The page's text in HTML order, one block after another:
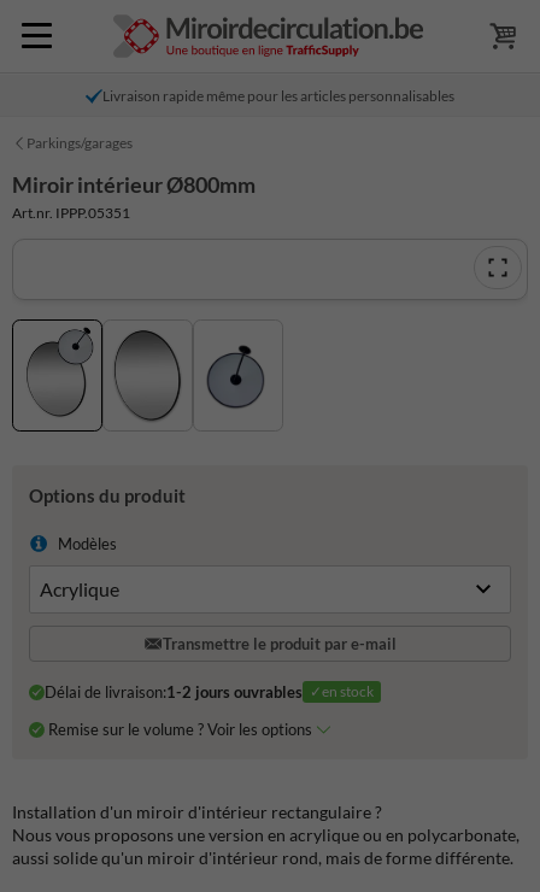
Livraison rapide même pour les articles personnalisables
Parkings/garages
Miroir intérieur Ø800mm
Art.nr. IPPP.05351
Options du produit
Modèles
Transmettre le produit par e-mail
Délai de livraison:1-2 jours ouvrables ✓en stock
Remise sur le volume ? Voir les options
Installation d'un miroir d'intérieur rectangulaire ?
Nous vous proposons une version en acrylique ou en polycarbonate,
aussi solide qu'un miroir d'intérieur rond, mais de forme différente.